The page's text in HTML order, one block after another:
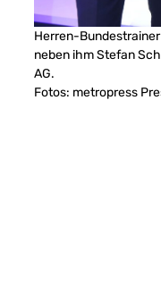
Herren-Bundestrainer
neben ihm Stefan
AG.
Fotos: metropress